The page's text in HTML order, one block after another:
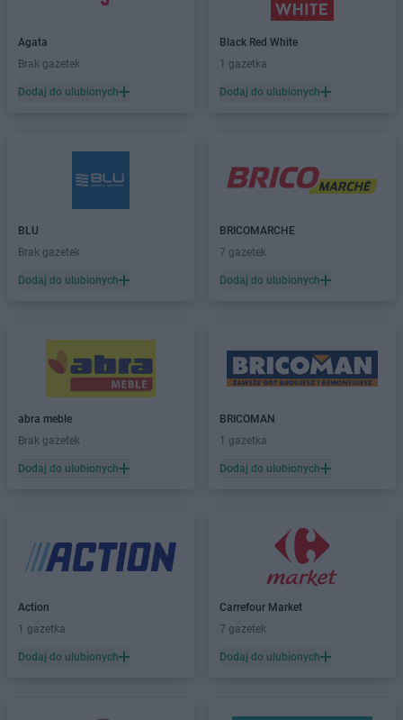
Carrefour
Kalisz
Kędzierzyn-Koźle
Carrefour
Carrefour Kłodzko
Carrefour Konin
Carrefour Kutno
Carrefour Kwidzyn
Carrefour Legnica
Carrefour Łódź
Carrefour Mława
Carrefour Olkusz
Carrefour Olsztyn
Carrefour
Carrefour
Pabianice
Agata
Brak gazetek
Dodaj do ulubionych
Black Red White
1 gazetka
Dodaj do ulubionych
BLU
Brak gazetek
Dodaj do ulubionych
BRICOMARCHE
7 gazetek
Dodaj do ulubionych
abra meble
Brak gazetek
Dodaj do ulubionych
BRICOMAN
1 gazetka
Dodaj do ulubionych
Action
1 gazetka
Dodaj do ulubionych
Carrefour Market
7 gazetek
Dodaj do ulubionych